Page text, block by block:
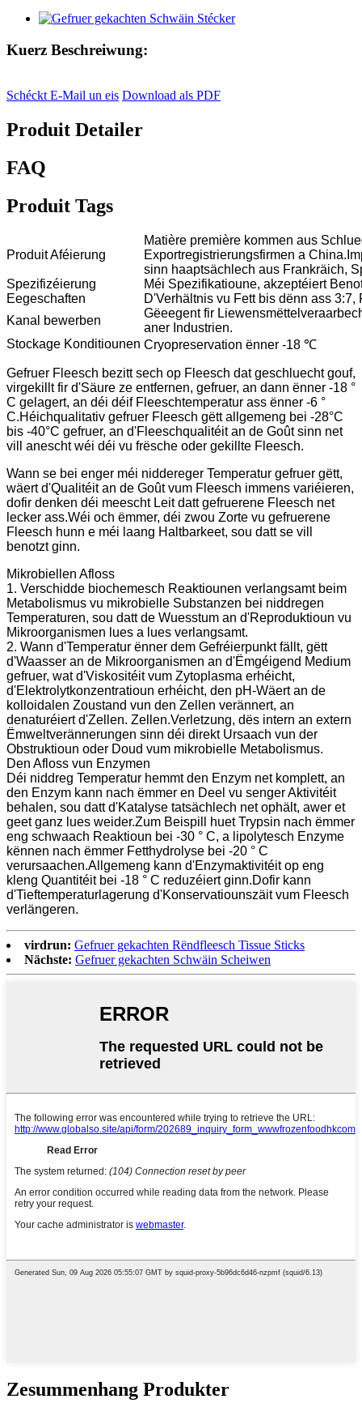
Kuerz Beschreiwung:
Schéckt E-Mail un eis Download als PDF
Produit Detailer
FAQ
Produit Tags
Produit Aféierung
Matière première kommen aus
Exportregistrierungsfirmen a
sinn haaptsächlech aus Frankräich,
Spezifizéierung
Méi Spezifikatioune, akzeptéiert
Eegeschaften
D'Verhältnis vu Fett bis dënn ass 3:7,
Kanal bewerben
Gëeegent fir
aner Industrien.
Stockage Konditiounen Cryopreservation ënner -18 ℃
Gefruer Fleesch bezitt sech op Fleesch dat geschluecht gouf,
virgekillt fir d'Säure ze entfernen, gefruer, an dann ënner -18 °
C gelagert, an déi déif Fleeschtemperatur ass ënner -6 °
C.Héichqualitativ gefruer Fleesch gëtt allgemeng bei -28°C
bis -40°C gefruer, an d'Fleeschqualitéit an de Goût sinn net
vill anescht wéi déi vu frësche oder gekillte Fleesch.
Wann se bei enger méi niddereger Temperatur gefruer gëtt,
wäert d'Qualitéit an de Goût vum Fleesch immens variéieren,
dofir denken déi meescht Leit datt gefruerene Fleesch net
lecker ass.Wéi och ëmmer, déi zwou Zorte vu gefruerene
Fleesch hunn e méi laang Haltbarkeet, sou datt se vill
benotzt ginn.
Mikrobiellen Afloss
1. Verschidde biochemesch Reaktiounen verlangsamt beim
Metabolismus vu mikrobielle Substanzen bei niddregen
Temperaturen, sou datt de Wuesstum an d'Reproduktioun vu
Mikroorganismen lues a lues verlangsamt.
2. Wann d'Temperatur ënner dem Gefréierpunkt fällt, gëtt
d'Waasser an de Mikroorganismen an d'Ëmgéigend Medium
gefruer, wat d'Viskositéit vum Zytoplasma erhéicht,
d'Elektrolytkonzentratioun erhéicht, den pH-Wäert an de
kolloidalen Zoustand vun den Zellen verännert, an
denaturéiert d'Zellen. Zellen.Verletzung, dës intern an extern
Ëmweltverännerungen sinn déi direkt Ursaach vun der
Obstruktioun oder Doud vum mikrobielle Metabolismus.
Den Afloss vun Enzymen
Déi niddreg Temperatur hemmt den Enzym net komplett, an
den Enzym kann nach ëmmer en Deel vu senger Aktivitéit
behalen, sou datt d'Katalyse tatsächlech net ophält, awer et
geet ganz lues weider.Zum Beispill huet Trypsin nach ëmmer
eng schwaach Reaktioun bei -30 ° C, a lipolytesch Enzyme
kënnen nach ëmmer Fetthydrolyse bei -20 ° C
verursaachen.Allgemeng kann d'Enzymaktivitéit op eng
kleng Quantitéit bei -18 ° C reduzéiert ginn.Dofir kann
d'Tieftemperaturlagerung d'Konservatiounszäit vum Fleesch
verlängeren.
virdrun: Gefruer gekachten Rëndfleesch Tissue Sticks
Nächste: Gefruer gekachten Schwäin Scheiwen
Zesummenhang Produkter